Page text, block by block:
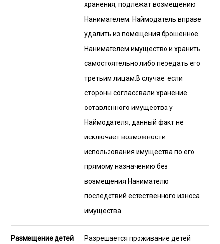
хранения, подлежат возмещению
Нанимателем. Наймодатель вправе
удалить из помещения брошенное
Нанимателем имущество и хранить
самостоятельно либо передать его
третьим лицам.В случае, если
стороны согласовали хранение
оставленного имущества у
Наймодателя, данный факт не
исключает возможности
использования имущества по его
прямому назначению без
возмещения Нанимателю
последствий естественного износа
имущества.
Размещение детей
Разрешается проживание детей